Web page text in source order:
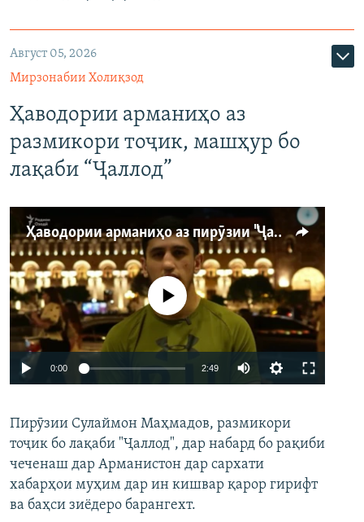
Август 05, 2026
Мирзонабии Холиқзод
Ҳаводории арманиҳо аз
размикори тоҷик, машҳур бо
лақаби “Ҷаллод”
Ҳаводории арманиҳо аз пирӯзии "Ҷаллод"-и тоҷик
Auto 240p 360p 480p
720p 1080p
Феълан кор намекунад
0:00 2:49
360p
480p
Пирӯзии Сулаймон Маҳмадов, размикори
тоҷик бо лақаби "Ҷаллод", дар набард бо рақиби
чеченаш дар Арманистон дар сархати
хабарҳои муҳим дар ин кишвар қарор гирифт
ва баҳси зиёдеро барангехт.